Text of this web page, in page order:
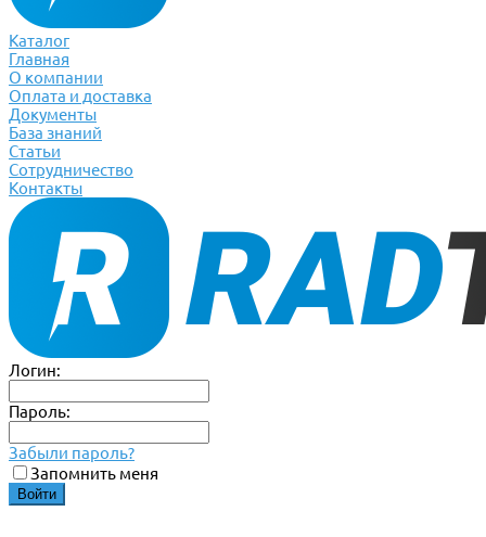
Каталог
Главная
О компании
Оплата и доставка
Документы
База знаний
Статьи
Сотрудничество
Контакты
Логин:
Пароль:
Забыли пароль?
Запомнить меня